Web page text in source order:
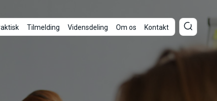
Tilmelding Vidensdeling Om os Kontakt